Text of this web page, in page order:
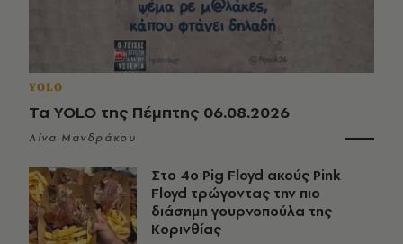
YOLO
Τα YOLO της Πέμπτης 06.08.2026
Λίνα Μανδράκου
Στο 4ο Pig Floyd ακούς Pink
Floyd τρώγοντας την πιο
διάσημη γουρνοπούλα της
Κορινθίας